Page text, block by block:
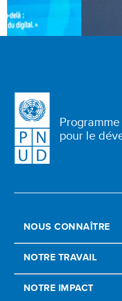
pour le
NOUS CONNAÎTRE
NOTRE TRAVAIL
NOTRE IMPACT